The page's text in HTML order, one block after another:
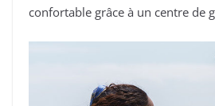
confortable grâce à un centre de